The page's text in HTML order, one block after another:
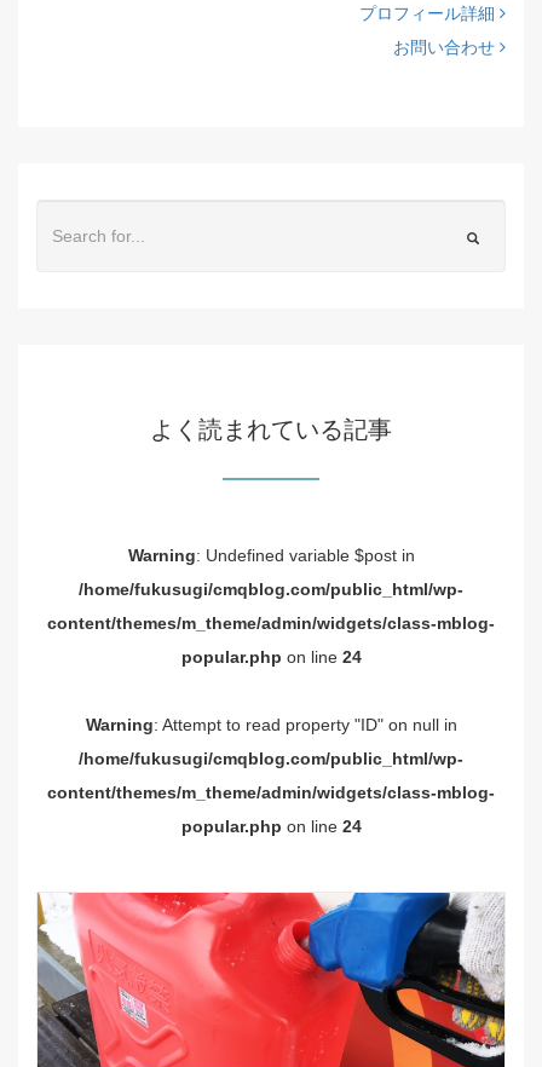
プロフィール詳細
お問い合わせ
よく読まれている記事
Warning: Undefined variable $post in
/home/fukusugi/cmqblog.com/public_html/wp-
content/themes/m_theme/admin/widgets/class-mblog-
popular.php on line 24
Warning: Attempt to read property "ID" on null in
/home/fukusugi/cmqblog.com/public_html/wp-
content/themes/m_theme/admin/widgets/class-mblog-
popular.php on line 24